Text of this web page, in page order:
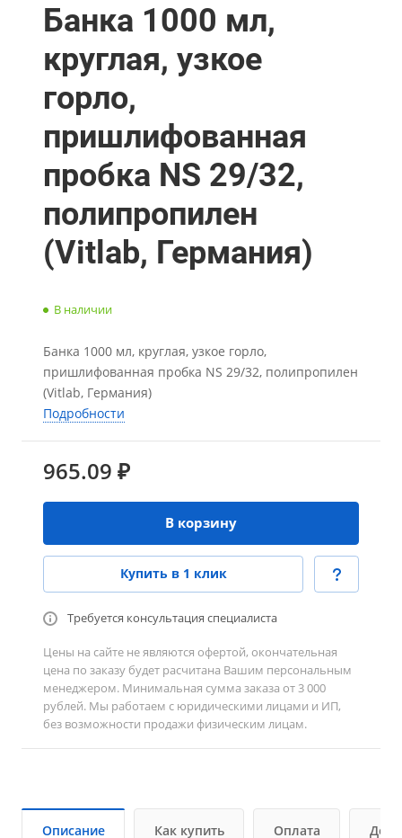
Банка 1000 мл,
круглая, узкое
горло,
пришлифованная
пробка NS 29/32,
полипропилен
(Vitlab, Германия)
В наличии
Банка 1000 мл, круглая, узкое горло,
пришлифованная пробка NS 29/32, полипропилен
(Vitlab, Германия)
Подробности
965.09 ₽
В корзину
Купить в 1 клик
Требуется консультация специалиста
Цены на сайте не являются офертой, окончательная
цена по заказу будет расчитана Вашим персональным
менеджером. Минимальная сумма заказа от 3 000
рублей. Мы работаем с юридическими лицами и ИП,
без возможности продажи физическим лицам.
Описание Как купить Оплата